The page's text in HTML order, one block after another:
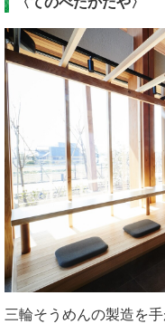
三輪そうめんの製造を